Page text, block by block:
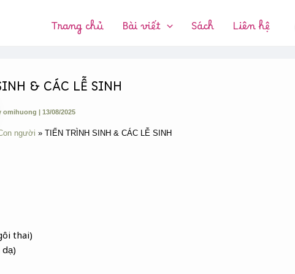
Trang chủ Bài viết Sách Liên hệ
& CÁC LỄ SINH
omihuong | 13/08/2025
người TIẾN TRÌNH SINH & CÁC LỄ SINH
thai)